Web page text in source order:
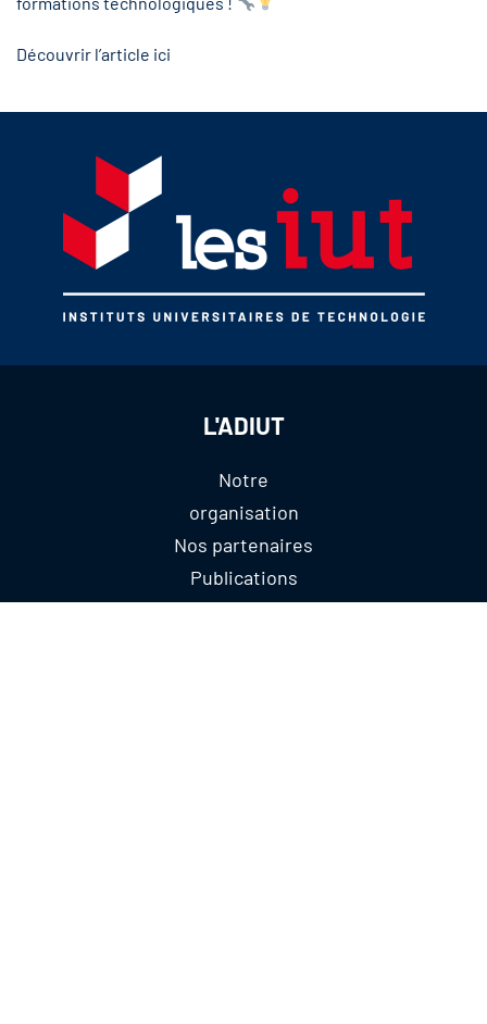
Découvrir l’article ici
L'ADIUT
Notre
organisation
Nos partenaires
Publications